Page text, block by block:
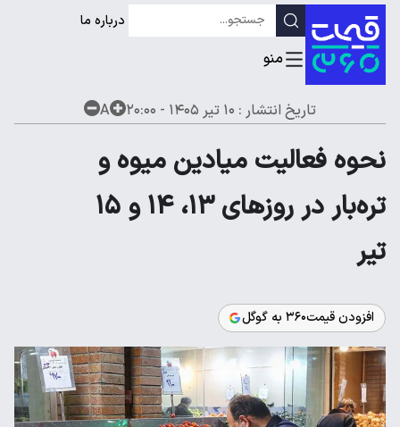
درباره ما
تاریخ انتشار : ۱۰ تیر ۱۴۰۵ - ۲۰:۰۰ A
نحوه فعالیت میادین میوه‌ و
تره‌بار در روزهای ۱۳، ۱۴ و ۱۵
تیر
افزودن قیمت۳۶۰ به گوگل